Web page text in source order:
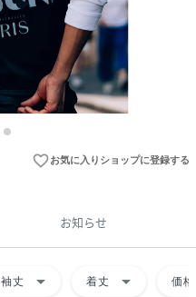
favorite_borderお気に入りショップに登録する
お知らせ
袖丈 arrow_drop_down 着丈 arrow_drop_down 価格